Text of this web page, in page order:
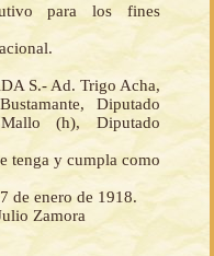
para los fines
S.- Ad. Trigo Acha,
Diputado
(h), Diputado
tenga y cumpla como
de enero de 1918.
Zamora